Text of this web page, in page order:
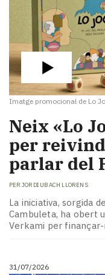
Imatge promocional de Lo
​Neix «Lo
per
parlar del
PER JORDI UBACH LLORENS
La iniciativa, sorgida
Cambuleta, ha obert
Verkami per
31/07/2026